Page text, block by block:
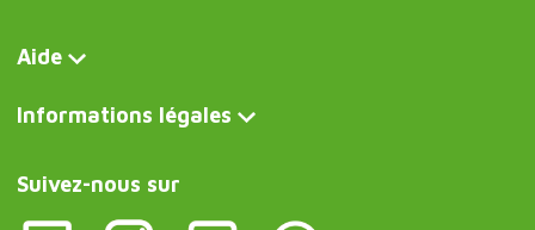
Aide
Informations légales
Suivez-nous sur